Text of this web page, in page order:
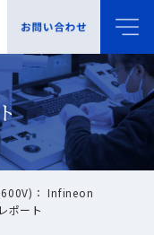
： Infineon
ポート